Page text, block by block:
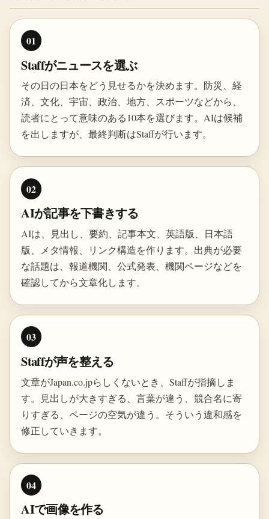
01
Staffがニュースを選ぶ
その日の日本をどう見せるかを決めます。防災、経
済、文化、宇宙、政治、地方、スポーツなどから、
読者にとって意味のある10本を選びます。AIは候補
を出しますが、最終判断はStaffが行います。
02
AIが記事を下書きする
AIは、見出し、要約、記事本文、英語版、日本語
版、メタ情報、リンク構造を作ります。出典が必要
な話題は、報道機関、公式発表、機関ページなどを
確認してから文章化します。
03
Staffが声を整える
文章がJapan.co.jpらしくないとき、Staffが指摘しま
す。見出しが大きすぎる、言葉が違う、競合名に寄
りすぎる、ページの空気が違う。そういう違和感を
修正していきます。
04
AIで画像を作る